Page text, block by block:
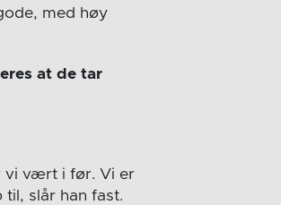
med høy
at de tar
vi vært i før. Vi er
slår han fast.